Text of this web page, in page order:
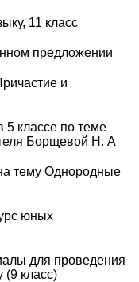
11 класс
предложении
и
5 классе по теме
Борщевой Н. А
тему Однородные
юных
для проведения
(9 класс)